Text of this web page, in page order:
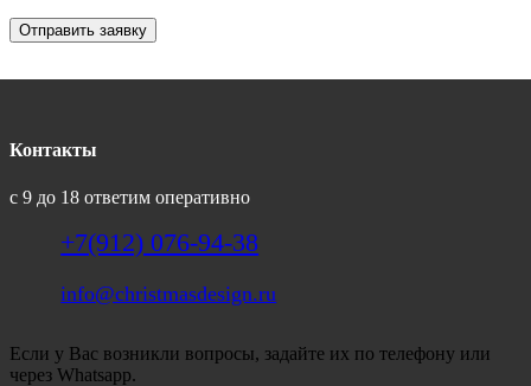
Отправить заявку
Контакты
с 9 до 18 ответим оперативно
+7(912) 076-94-38
info@christmasdesign.ru
Если у Вас возникли вопросы, задайте их по телефону или
через Whatsapp.